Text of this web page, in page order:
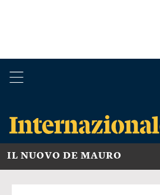
IL NUOVO DE MAURO